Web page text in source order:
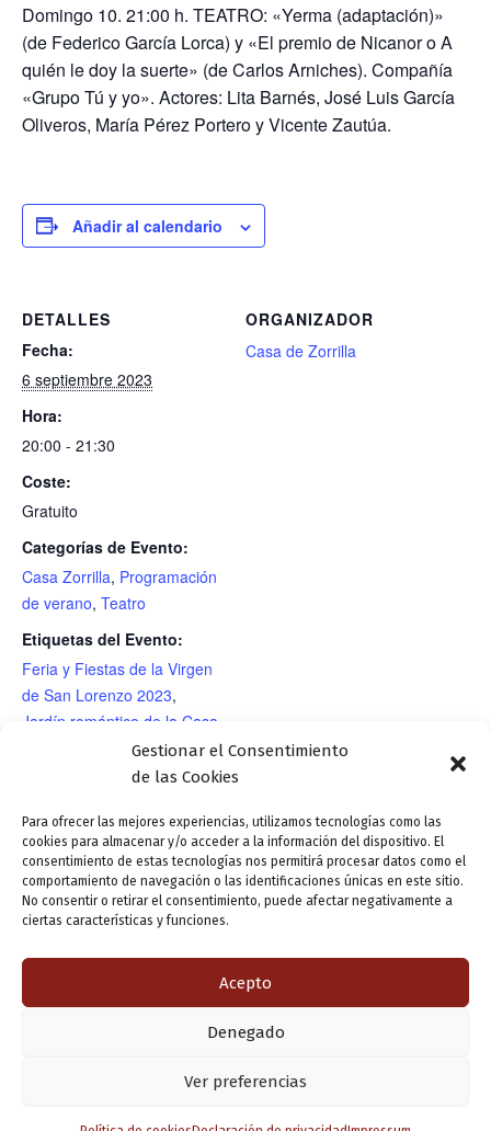
Gestionar el Consentimiento
de las Cookies
Para ofrecer las mejores experiencias, utilizamos tecnologías como las
cookies para almacenar y/o acceder a la información del dispositivo. El
consentimiento de estas tecnologías nos permitirá procesar datos como el
comportamiento de navegación o las identificaciones únicas en este sitio.
No consentir o retirar el consentimiento, puede afectar negativamente a
ciertas características y funciones.
Acepto
Denegado
Ver preferencias
Domingo 10. 21:00 h. TEATRO: «Yerma (adaptación)»
(de Federico García Lorca) y «El premio de Nicanor o A
quién le doy la suerte» (de Carlos Arniches). Compañía
«Grupo Tú y yo». Actores: Lita Barnés, José Luis García
Oliveros, María Pérez Portero y Vicente Zautúa.
Añadir al calendario
DETALLES
Fecha:
6 septiembre 2023
Hora:
20:00 - 21:30
Coste:
Gratuito
Categorías de Evento:
Casa Zorrilla, Programación
de verano, Teatro
Etiquetas del Evento:
Feria y Fiestas de la Virgen
de San Lorenzo 2023,
Jardín romántico de la Casa
teatro
Casa de Zorrilla/Jardín romántico
ORGANIZADOR
Casa de Zorrilla
CINE: «Cortos de humor».
TEATRO: «Estrena2».
Copyright © 2026 Valladolid en su titna